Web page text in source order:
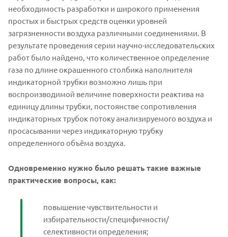
необходимость разработки и широкого применения
простых и быстрых средств оценки уровней
загрязненности воздуха различными соединениями. В
результате проведения серии научно-исследовательских
работ было найдено, что количественное определение
газа по длине окрашенного столбика наполнителя
индикаторной трубки возможно лишь при
воспроизводимой величине поверхности реактива на
единицу длины трубки, постоянстве сопротивления
индикаторных трубок потоку анализируемого воздуха и
просасывании через индикаторную трубку
определенного объёма воздуха.
Одновременно нужно было решать такие важные
практические вопросы, как:
повышение чувствительности и
избирательности/специфичности/
селективности определения;